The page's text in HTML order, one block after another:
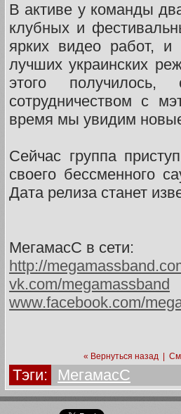
В активе у команды
клубных и
ярких видео работ,
лучших украинских
этого
сотрудничеством с
время мы увидим
Сейчас группа
своего бессменного
Дата релиза станет
МегамасС в сети:
http://
vk.com/megamassband
www.facebook.com/
« Вернуться назад
Тэги: МегамасС